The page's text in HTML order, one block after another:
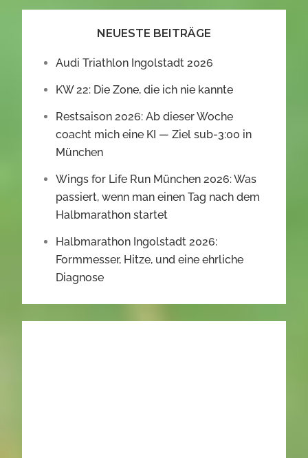
NEUESTE BEITRÄGE
Audi Triathlon Ingolstadt 2026
KW 22: Die Zone, die ich nie kannte
Restsaison 2026: Ab dieser Woche
coacht mich eine KI — Ziel sub-3:00 in
München
Wings for Life Run München 2026: Was
passiert, wenn man einen Tag nach dem
Halbmarathon startet
Halbmarathon Ingolstadt 2026:
Formmesser, Hitze, und eine ehrliche
Diagnose